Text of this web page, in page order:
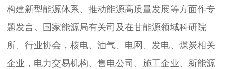
构建新型能源体系、推动能源高质量发展等方面作专
题发言。国家能源局有关司及在甘能源领域科研院
所、行业协会，核电、油气、电网、发电、煤炭相关
企业，电力交易机构、售电公司、施工企业、新能源